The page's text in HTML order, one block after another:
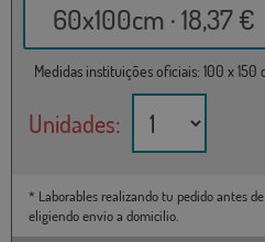
60x100cm · 18,37 €
Medidas instituições oficiais: 100 x 150
Unidades:
* Laborables realizando tu pedido antes
eligiendo envío a domicilio.